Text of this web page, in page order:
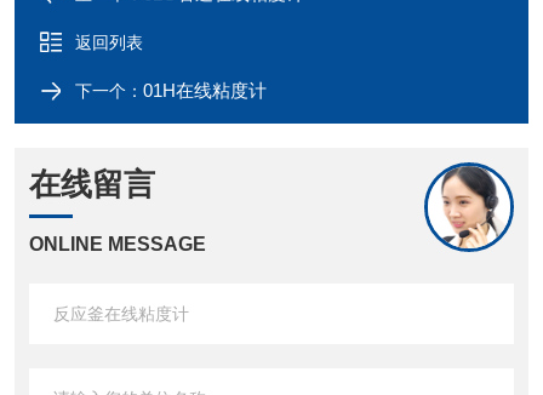
返回列表
下一个： 01H在线粘度计
在线留言
ONLINE MESSAGE